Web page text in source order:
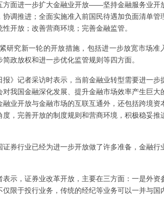
面进一步扩大金融业开放——坚持金融服务业开
调推进；全面实施准入前国民待遇加负面清单管
开放；改善营商环境；完善金融监管。
研究新一轮的开放措施，包括进一步放宽市场准
政放权和进一步优化监管规则等四方面。
》记者采访时表示，当前金融业转型需要进一步
我国金融深化发展、提升金融市场效率产生巨大
业开放与金融市场的互联互通外，还包括跨境资
，完善开放的制度规则和营商环境，积极稳妥推
券行业已经为进一步开放做了许多准备，金融行
示，证券业改革开放，主要在三方面：一是外资
限于投行业务，传统的经纪等业务可以一并与国